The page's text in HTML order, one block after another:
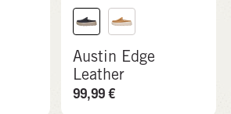
Austin Edge
Leather
99,99€